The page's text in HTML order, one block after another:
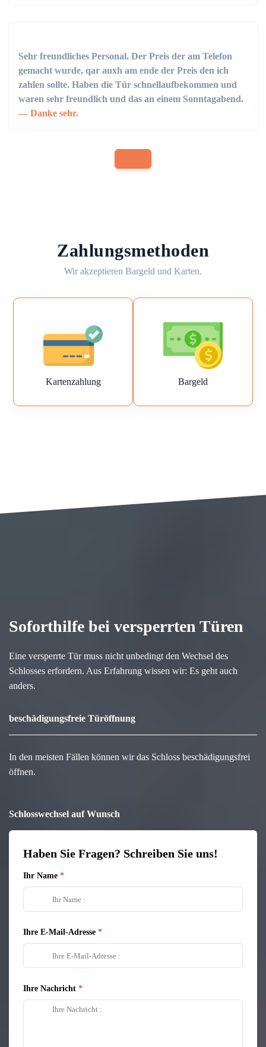
Sehr freundliches Personal. Der Preis der am Telefon
gemacht wurde, qar auxh am ende der Preis den ich
zahlen sollte. Haben die Tür schnellaufbekommen und
waren sehr freundlich und das an einem Sonntagabend.
Danke sehr.
Zahlungsmethoden
Wir akzeptieren Bargeld und Karten.
Kartenzahlung Bargeld
Soforthilfe bei versperrten Türen
Eine versperrte Tür muss nicht unbedingt den Wechsel des
Schlosses erfordern. Aus Erfahrung wissen wir: Es geht auch
anders.
beschädigungsfreie Türöffnung
In den meisten Fällen können wir das Schloss beschädigungsfrei
öffnen.
Schlosswechsel auf Wunsch
Haben Sie Fragen? Schreiben Sie uns!
Ihr Name
Ihre E-Mail-Adresse
Ihre Nachricht